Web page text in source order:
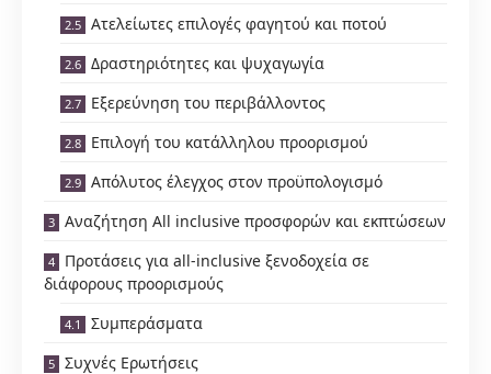
Ατελείωτες επιλογές φαγητού και ποτού
Δραστηριότητες και ψυχαγωγία
Εξερεύνηση του περιβάλλοντος
Επιλογή του κατάλληλου προορισμού
Απόλυτος έλεγχος στον προϋπολογισμό
Αναζήτηση All inclusive προσφορών και εκπτώσεων
Προτάσεις για all-inclusive ξενοδοχεία σε
διάφορους προορισμούς
Συμπεράσματα
Συχνές Ερωτήσεις